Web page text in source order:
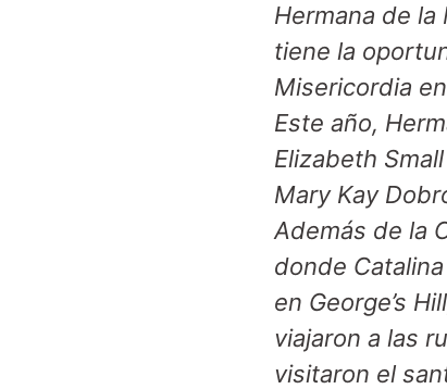
Hermana de
tiene la
Misericordia
Este año,
Elizabeth
Mary Kay
Además de la
donde
en George’s
viajaron a las
visitaron el